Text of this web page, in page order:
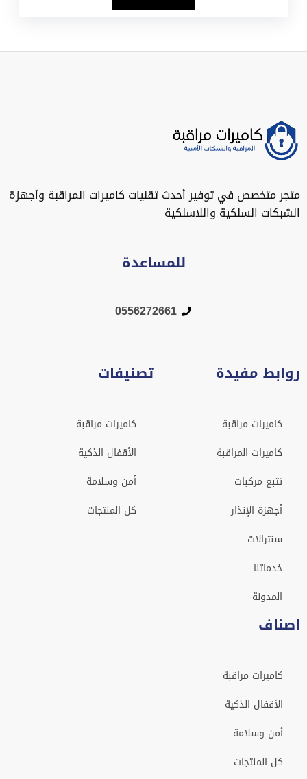
متجر متخصص في توفير أحدث تقنيات كاميرات المراقبة وأجهزة
الشبكات السلكية واللاسلكية
للمساعدة
0556272661
روابط مفيدة
كاميرات مراقبة
كاميرات المراقبة
تتبع مركبات
أجهزة الإنذار
سنترالات
خدماتنا
المدونة
تصنيفات
كاميرات مراقبة
الأقفال الذكية
أمن وسلامة
كل المنتجات
اصناف
كاميرات مراقبة
الأقفال الذكية
أمن وسلامة
كل المنتجات